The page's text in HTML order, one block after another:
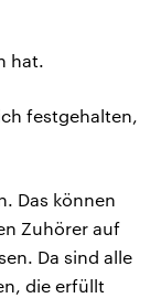
hat.
festgehalten,
Das können
Zuhörer auf
Da sind alle
die erfüllt